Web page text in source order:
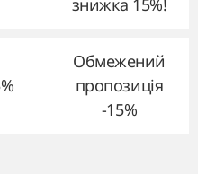
знижка 15%!
Обмежений
пропозиція
-15%